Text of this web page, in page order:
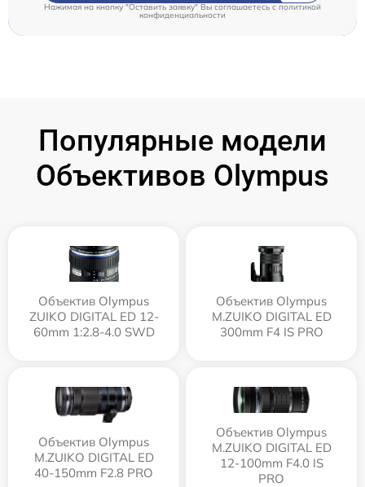
Нажимая на кнопку "Оставить заявку" Вы соглашаетесь cполитикой
конфиденциальности
Популярные модели
Объективов Olympus
Объектив Olympus
ZUIKO DIGITAL ED 12-
60mm 1:2.8-4.0 SWD
Объектив Olympus
M.ZUIKO DIGITAL ED
300mm F4 IS PRO
Объектив Olympus
M.ZUIKO DIGITAL ED
40-150mm F2.8 PRO
Объектив Olympus
M.ZUIKO DIGITAL ED
12‑100mm F4.0 IS
PRO